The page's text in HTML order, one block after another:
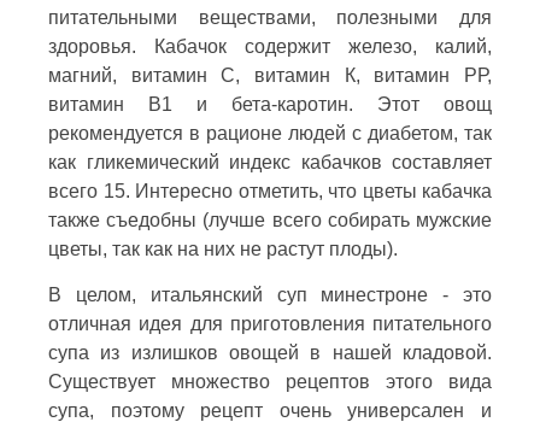
питательными веществами, полезными для
здоровья. Кабачок содержит железо, калий,
магний, витамин С, витамин К, витамин РР,
витамин В1 и бета-каротин. Этот овощ
рекомендуется в рационе людей с диабетом, так
как гликемический индекс кабачков составляет
всего 15. Интересно отметить, что цветы кабачка
также съедобны (лучше всего собирать мужские
цветы, так как на них не растут плоды).
В целом, итальянский суп минестроне - это
отличная идея для приготовления питательного
супа из излишков овощей в нашей кладовой.
Существует множество рецептов этого вида
супа, поэтому рецепт очень универсален и